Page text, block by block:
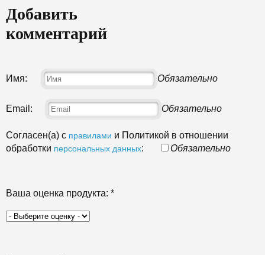
Добавить
комментарий
Имя: Обязательно
Email: Обязательно
Согласен(а) с правилами и Политикой в отношении
обработки персональных данных: Обязательно
Ваша оценка продукта: *